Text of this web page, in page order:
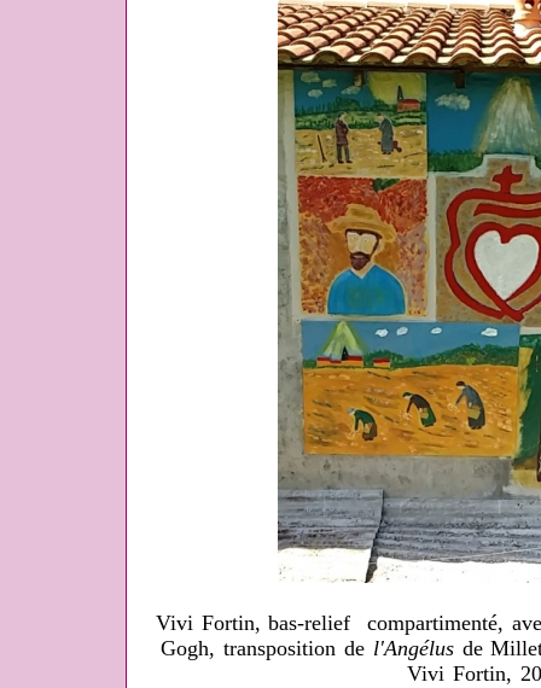
Vivi Fortin, bas-relief compartimenté,
Gogh, transposition del'Angélusde
Vivi Fortin,